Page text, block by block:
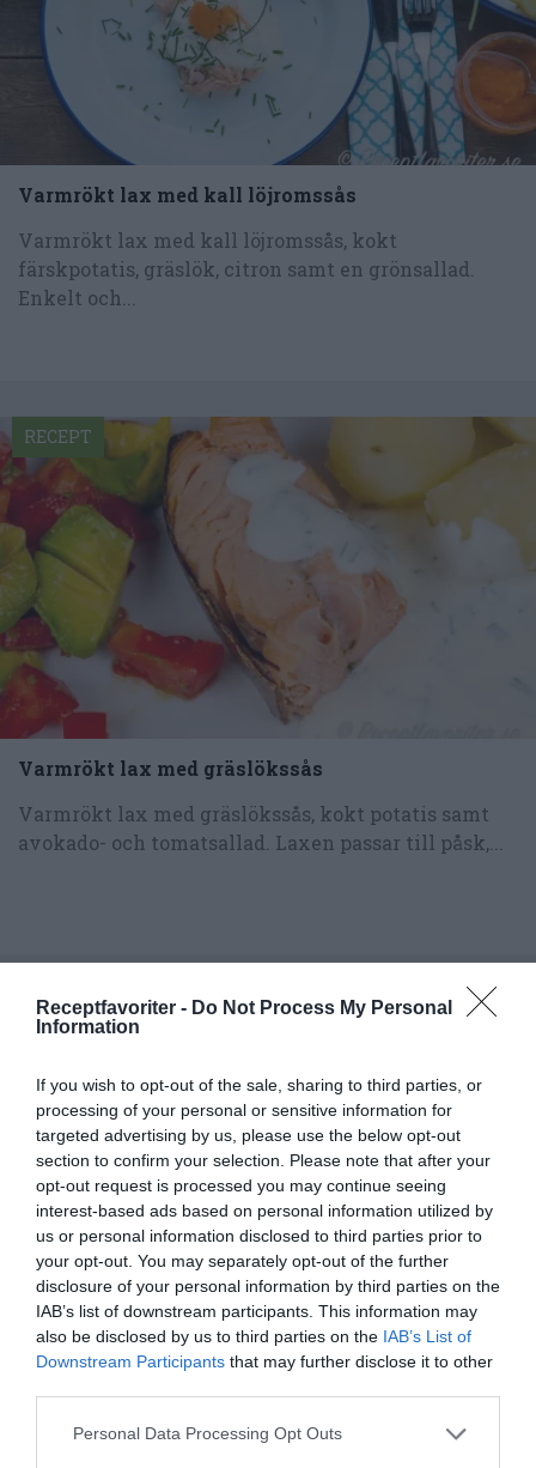
Receptfavoriter - Do Not Process My Personal
Information
If you wish to opt-out of the sale, sharing to third parties, or
processing of your personal or sensitive information for
targeted advertising by us, please use the below opt-out
section to confirm your selection. Please note that after your
opt-out request is processed you may continue seeing
interest-based ads based on personal information utilized by
us or personal information disclosed to third parties prior to
your opt-out. You may separately opt-out of the further
disclosure of your personal information by third parties on the
IAB’s list of downstream participants. This information may
also be disclosed by us to third parties on the IAB’s List of
Downstream Participants that may further disclose it to other
Personal Data Processing Opt Outs
Varmrökt lax med kall löjromssås
Varmrökt lax med kall löjromssås, kokt
färskpotatis, gräslök, citron samt en grönsallad.
Enkelt och...
Varmrökt lax med gräslökssås
Varmrökt lax med gräslökssås, kokt potatis samt
avokado- och tomatsallad. Laxen passar till påsk,...
RECEPT
Varmrökt lax med kall sås
sås av...
RECEPT